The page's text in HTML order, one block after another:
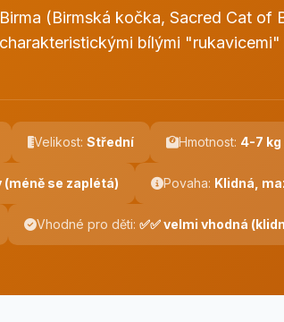
Birma (Birmská kočka, Sacred Cat of
charakteristickými bílými
Velikost: Střední Hmotnost: 4-7 kg
se zaplétá) Povaha: Klidná,
Vhodné pro děti: ✅✅ velmi vhodná